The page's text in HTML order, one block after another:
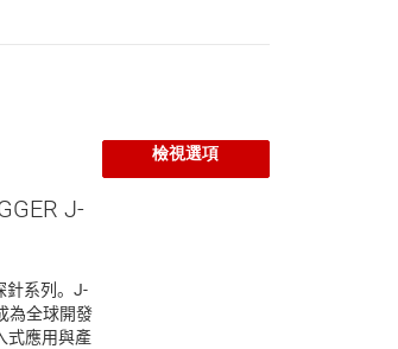
J-
針系列。J-
為全球開發
式應用與產
檢視選項